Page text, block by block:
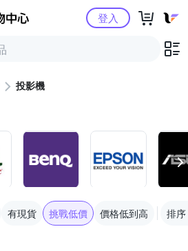
Yahoo購物中心登入
投影機
有現貨 挑戰低價 價格低到高 排序